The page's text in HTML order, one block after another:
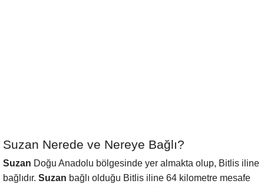
Suzan Nerede ve Nereye Bağlı?
Suzan Doğu Anadolu bölgesinde yer almakta olup, Bitlis iline
bağlıdır. Suzan bağlı olduğu Bitlis iline 64 kilometre mesafe